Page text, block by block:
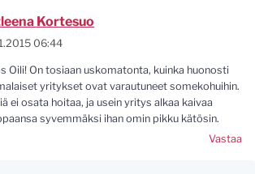
Kortesuo
06:44
Oili! On tosiaan uskomatonta, kuinka huonosti
yritykset ovat varautuneet somekohuihin.
ei osata hoitaa, ja usein yritys alkaa kaivaa
syvemmäksi ihan omin pikku kätösin.
Vastaa